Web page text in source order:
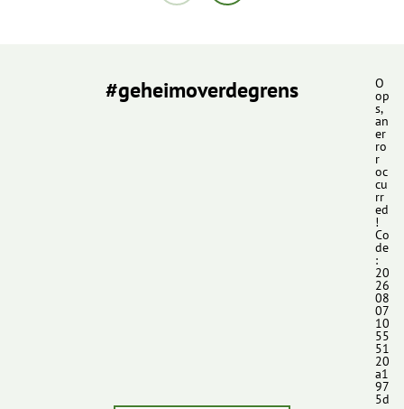
#geheimoverdegrens O
op
s,
an
er
ro
r
oc
cu
rr
ed
!
Co
de
:
20
26
08
07
10
55
51
20
a1
97
5d